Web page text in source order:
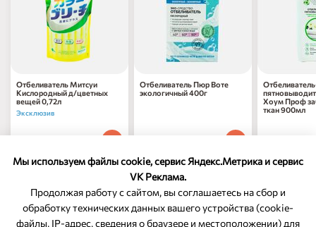
Мы используем файлы cookie, сервис Яндекс.Метрика и сервис
VK Реклама.
Продолжая работу с сайтом, вы соглашаетесь на сбор и
обработку технических данных вашего устройства (cookie-
файлы, IP-адрес, сведения о браузере и местоположении) для
Отбеливатель Митсуи
Кислородный д/цветных
вещей 0,72л
Эксклюзив
Отбеливатель Пюр Воте
экологичный 400г
Хоум Проф
ткан 900мл